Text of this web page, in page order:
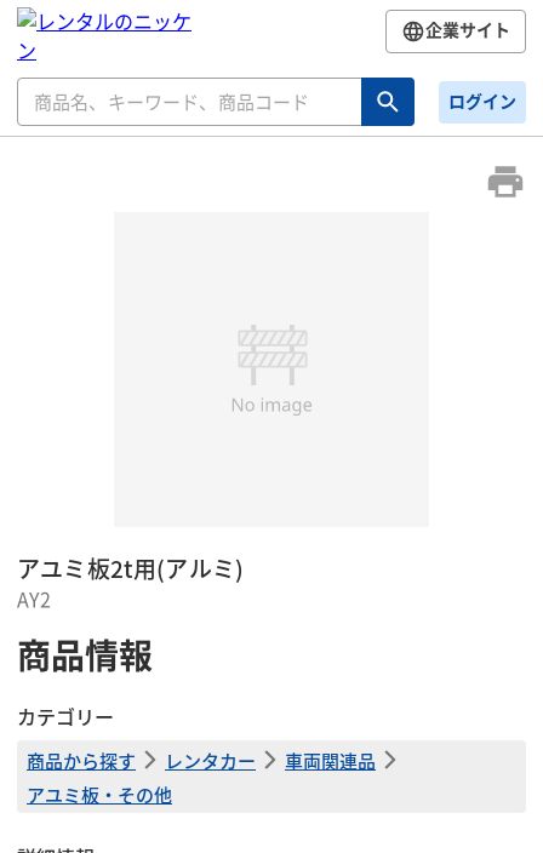
企業サイト
ログイン
アユミ板2t用(アルミ)
AY2
商品情報
カテゴリー
商品から探す レンタカー
車両関連品
アユミ板・その他